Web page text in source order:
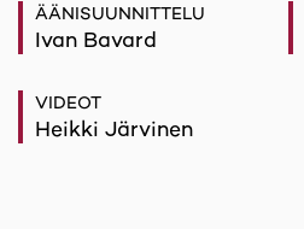
ÄÄNISUUNNITTELU
Ivan Bavard
VIDEOT
Heikki Järvinen